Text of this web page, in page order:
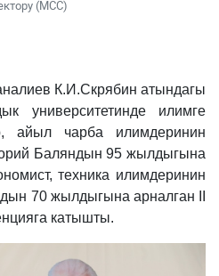
(МСС)
К.И.Скрябин атындагы
университетинде илимге
айыл чарба илимдеринин
Баляндын 95 жылдыгына
техника илимдеринин
70 жылдыгына арналган II
катышты.